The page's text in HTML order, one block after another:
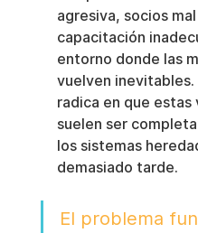
agresiva, socios
capacitación
entorno donde las
vuelven
radica en que estas
suelen ser
los sistemas
demasiado tarde.
El problema